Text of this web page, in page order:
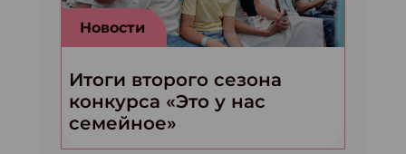
Новости
Итоги второго сезона
конкурса «Это у нас
семейное»